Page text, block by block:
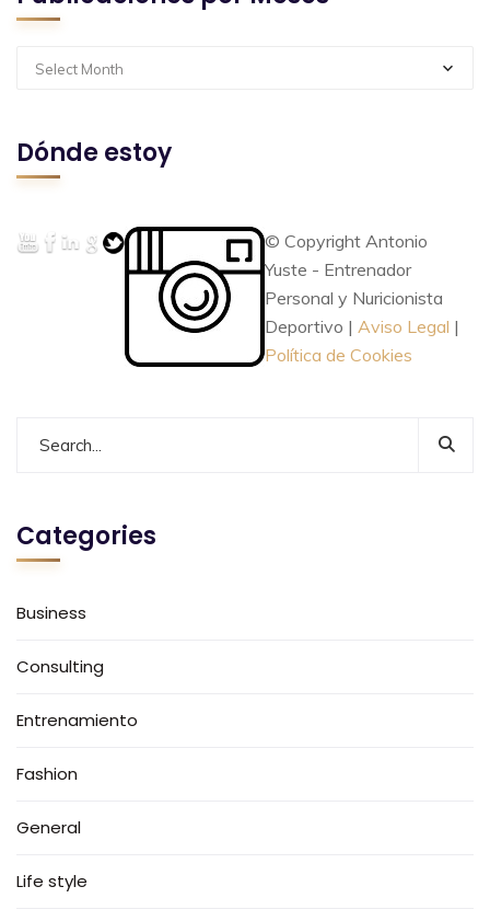
Select Month
Dónde estoy
© Copyright Antonio
Yuste - Entrenador
Personal y Nuricionista
Deportivo | Aviso Legal |
Política de Cookies
Categories
Business
Consulting
Entrenamiento
Fashion
General
Life style